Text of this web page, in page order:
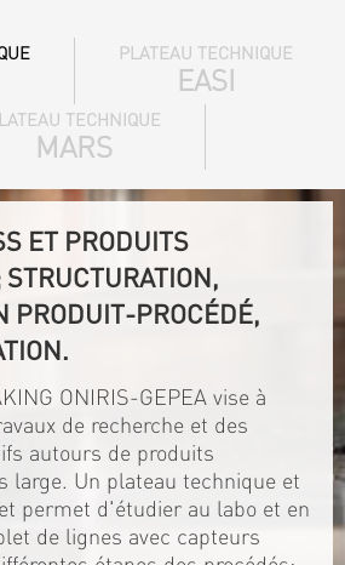
PLATEAU TECHNIQUE
EASI
TECHNIQUE
MARS
ET PRODUITS
PRODUIT-PROCÉDÉ,
ONIRIS-GEPEA vise à
de recherche et des
autours de produits
large. Un plateau technique et
permet d'étudier au labo et en
de lignes avec capteurs